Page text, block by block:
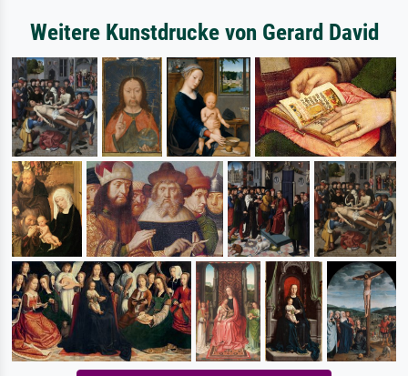
Weitere Kunstdrucke von Gerard David